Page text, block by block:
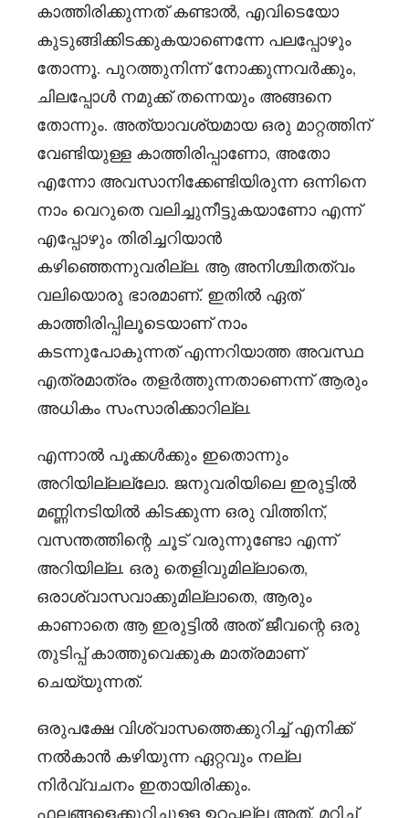
കാത്തിരിക്കുന്നത് കണ്ടാൽ, എവിടെയോ
കുടുങ്ങിക്കിടക്കുകയാണെന്നേ പലപ്പോഴും
തോന്നൂ. പുറത്തുനിന്ന് നോക്കുന്നവർക്കും,
ചിലപ്പോൾ നമുക്ക് തന്നെയും അങ്ങനെ
തോന്നും. അത്യാവശ്യമായ ഒരു മാറ്റത്തിന്
വേണ്ടിയുള്ള കാത്തിരിപ്പാണോ, അതോ
എന്നോ അവസാനിക്കേണ്ടിയിരുന്ന ഒന്നിനെ
നാം വെറുതെ വലിച്ചുനീട്ടുകയാണോ എന്ന്
എപ്പോഴും തിരിച്ചറിയാൻ
കഴിഞ്ഞെന്നുവരില്ല. ആ അനിശ്ചിതത്വം
വലിയൊരു ഭാരമാണ്. ഇതിൽ ഏത്
കാത്തിരിപ്പിലൂടെയാണ് നാം
കടന്നുപോകുന്നത് എന്നറിയാത്ത അവസ്ഥ
എത്രമാത്രം തളർത്തുന്നതാണെന്ന് ആരും
അധികം സംസാരിക്കാറില്ല.
എന്നാൽ പൂക്കൾക്കും ഇതൊന്നും
അറിയില്ലല്ലോ. ജനുവരിയിലെ ഇരുട്ടിൽ
മണ്ണിനടിയിൽ കിടക്കുന്ന ഒരു വിത്തിന്,
വസന്തത്തിന്റെ ചൂട് വരുന്നുണ്ടോ എന്ന്
അറിയില്ല. ഒരു തെളിവുമില്ലാതെ,
ഒരാശ്വാസവാക്കുമില്ലാതെ, ആരും
കാണാതെ ആ ഇരുട്ടിൽ അത് ജീവന്റെ ഒരു
തുടിപ്പ് കാത്തുവെക്കുക മാത്രമാണ്
ചെയ്യുന്നത്.
ഒരുപക്ഷേ വിശ്വാസത്തെക്കുറിച്ച് എനിക്ക്
നൽകാൻ കഴിയുന്ന ഏറ്റവും നല്ല
നിർവ്വചനം ഇതായിരിക്കും.
ഫലങ്ങളെക്കുറിച്ചുള്ള ഉറപ്പല്ല അത്, മറിച്ച്